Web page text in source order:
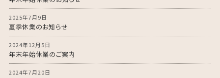
2025年7月9日
夏季休業のお知らせ
2024年12月5日
年末年始休業のご案内
2024年7月20日